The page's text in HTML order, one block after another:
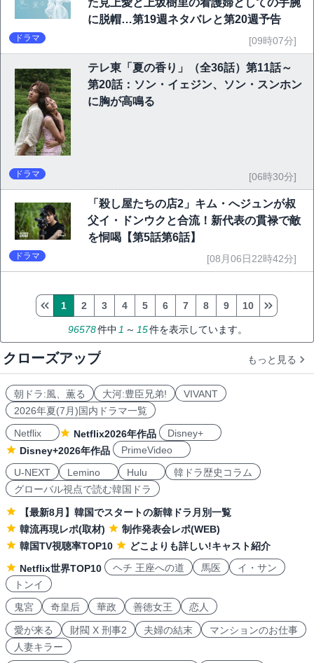
た見上愛と上坂樹里の看護婦としての手腕
に脱帽…第19週ネタバレと第20週予告
ドラマ [09時07分]
テレ東「夏の香り」（全36話）第11話～
第20話：ソン・イェジン、ソン・スンホン
に胸が高鳴る
ドラマ [06時30分]
「殺し屋たちの店2」キム・へジュンが叔
父イ・ドンウクと合流！新代表の貫禄で敵
を恫喝【第5話第6話】
ドラマ [08月06日22時42分]
96578件中 1 ～ 15件を表示しています。
1 2 3 4 5 6 7 8 9 10
クローズアップ もっと見る
朝ドラ:風、薫る 大河:豊臣兄弟!
VIVANT
2026年夏(7月)国内ドラマ一覧
Netflix
Netflix2026年作品
Disney+
Disney+2026年作品
PrimeVideo
U-NEXT
Lemino Hulu
韓ドラ歴史コラム
グローバル視点で読む韓国ドラ
【最新8月】韓国でスタートの新韓ドラ月別一覧
韓流再現レポ(取材)
制作発表会レポ(WEB)
韓国TV視聴率TOP10
どこよりも詳しい!キャスト紹介
Netflix世界TOP10
ヘチ 王座への道 馬医
イ・サン
トンイ
鬼宮
奇皇后 華政 善徳女王 恋人
愛が来る 財閥 X 刑事2 夫婦の結末
マンションのお仕事
人妻キラー